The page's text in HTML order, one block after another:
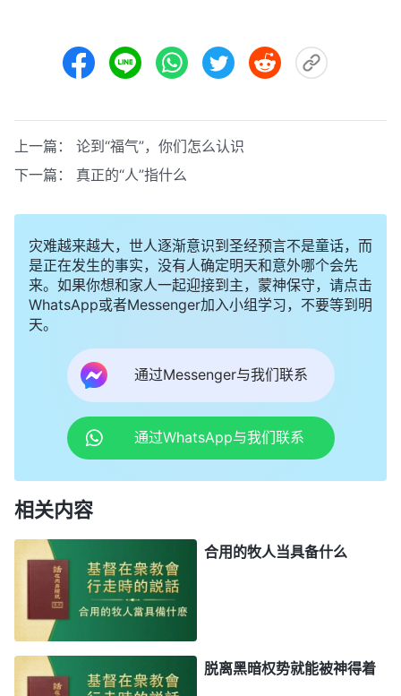
上一篇： 论到“福气”，你们怎么认识
下一篇： 真正的“人”指什么
灾难越来越大，世人逐渐意识到圣经预言不是童话，而
是正在发生的事实，没有人确定明天和意外哪个会先
来。如果你想和家人一起迎接到主，蒙神保守，请点击
WhatsApp或者Messenger加入小组学习，不要等到明
天。
通过Messenger与我们联系
通过WhatsApp与我们联系
相关内容
合用的牧人当具备什么
脱离黑暗权势就能被神得着